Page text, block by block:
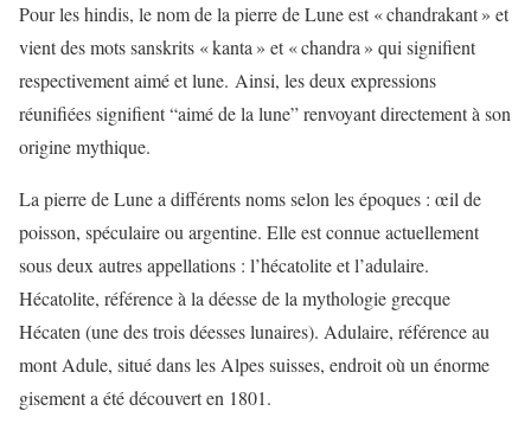
Pour les hindis, le nom de la pierre de Lune est « chandrakant » et
vient des mots sanskrits « kanta » et « chandra » qui signifient
respectivement aimé et lune. Ainsi, les deux expressions
réunifiées signifient “aimé de la lune” renvoyant directement à son
origine mythique.
La pierre de Lune a différents noms selon les époques : œil de
poisson, spéculaire ou argentine. Elle est connue actuellement
sous deux autres appellations : l’hécatolite et l’adulaire.
Hécatolite, référence à la déesse de la mythologie grecque
Hécaten (une des trois déesses lunaires). Adulaire, référence au
mont Adule, situé dans les Alpes suisses, endroit où un énorme
gisement a été découvert en 1801.